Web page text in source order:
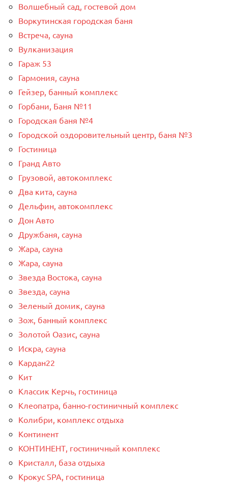
Волшебный сад, гостевой дом
Воркутинская городская баня
Встреча, сауна
Вулканизация
Гараж 53
Гармония, сауна
Гейзер, банный комплекс
Горбани, Баня №11
Городская баня №4
Городской оздоровительный центр, баня №3
Гостиница
Гранд Авто
Грузовой, автокомплекс
Два кита, сауна
Дельфин, автокомплекс
Дон Авто
Дружбаня, сауна
Жара, сауна
Жара, сауна
Звезда Востока, сауна
Звезда, сауна
Зеленый домик, сауна
Зож, банный комплекс
Золотой Оазис, сауна
Искра, сауна
Кардан22
Кит
Классик Керчь, гостиница
Клеопатра, банно-гостиничный комплекс
Колибри, комплекс отдыха
Континент
КОНТИНЕНТ, гостиничный комплекс
Кристалл, база отдыха
Крокус SPA, гостиница